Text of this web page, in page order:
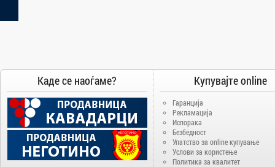
BenQ
Blackview
Bosch
Broadlink
Brother
Каде се наоѓаме? Купувајте online
Гаранција
Рекламација
Испорака
Безбедност
Упатство за online купување
Услови за користење
Политика за квалитет